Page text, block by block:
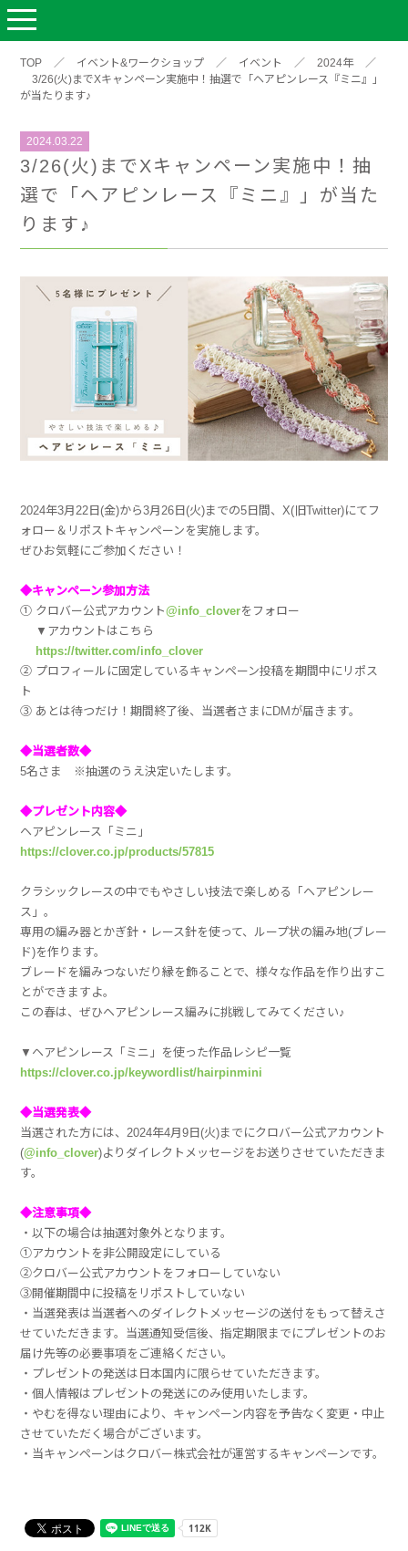
TOP ／ イベント&ワークショップ ／ イベント ／ 2024年
／
3/26(火)までXキャンペーン実施中！抽選で「ヘアピンレース『ミニ』」
が当たります♪
2024.03.22
3/26(火)までXキャンペーン実施中！抽
選で「ヘアピンレース『ミニ』」が当た
ります♪
2024年3月22日(金)から3月26日(火)までの5日間、X(旧Twitter)にてフ
ォロー＆リポストキャンペーンを実施します。
ぜひお気軽にご参加ください！
◆キャンペーン参加方法
① クロバー公式アカウント@info_cloverをフォロー
▼アカウントはこちら
https://twitter.com/info_clover
② プロフィールに固定しているキャンペーン投稿を期間中にリポス
ト
③ あとは待つだけ！期間終了後、当選者さまにDMが届きます。
◆当選者数◆
5名さま ※抽選のうえ決定いたします。
◆プレゼント内容◆
ヘアピンレース「ミニ」
https://clover.co.jp/products/57815
クラシックレースの中でもやさしい技法で楽しめる「ヘアピンレー
ス」。
専用の編み器とかぎ針・レース針を使って、ループ状の編み地(ブレー
ド)を作ります。
ブレードを編みつないだり縁を飾ることで、様々な作品を作り出すこ
とができますよ。
この春は、ぜひヘアピンレース編みに挑戦してみてください♪
▼ヘアピンレース「ミニ」を使った作品レシピ一覧
https://clover.co.jp/keywordlist/hairpinmini
◆当選発表◆
当選された方には、2024年4月9日(火)までにクロバー公式アカウント
(@info_clover)よりダイレクトメッセージをお送りさせていただきま
す。
◆注意事項◆
・以下の場合は抽選対象外となります。
①アカウントを非公開設定にしている
②クロバー公式アカウントをフォローしていない
③開催期間中に投稿をリポストしていない
・当選発表は当選者へのダイレクトメッセージの送付をもって替えさ
せていただきます。当選通知受信後、指定期限までにプレゼントのお
届け先等の必要事項をご連絡ください。
・プレゼントの発送は日本国内に限らせていただきます。
・個人情報はプレゼントの発送にのみ使用いたします。
・やむを得ない理由により、キャンペーン内容を予告なく変更・中止
させていただく場合がございます。
・当キャンペーンはクロバー株式会社が運営するキャンペーンです。